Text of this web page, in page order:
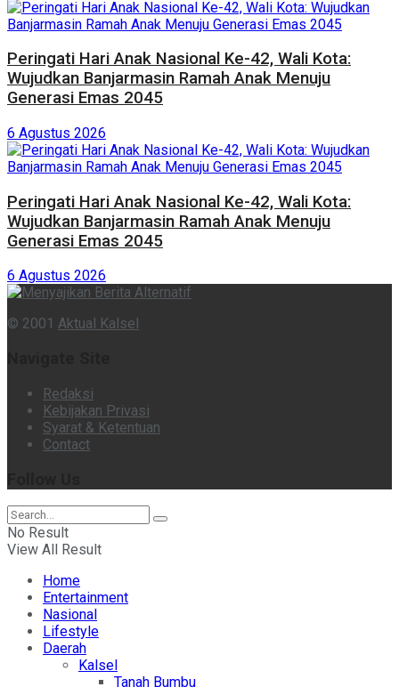
Peringati Hari Anak Nasional Ke-42, Wali Kota:
Wujudkan Banjarmasin Ramah Anak Menuju
Generasi Emas 2045
6 Agustus 2026
Peringati Hari Anak Nasional Ke-42, Wali Kota:
Wujudkan Banjarmasin Ramah Anak Menuju
Generasi Emas 2045
6 Agustus 2026
© 2001 Aktual Kalsel
Redaksi
Kebijakan Privasi
Syarat & Ketentuan
Contact
No Result
View All Result
Home
Entertainment
Nasional
Lifestyle
Daerah
Kalsel
Tanah Bumbu